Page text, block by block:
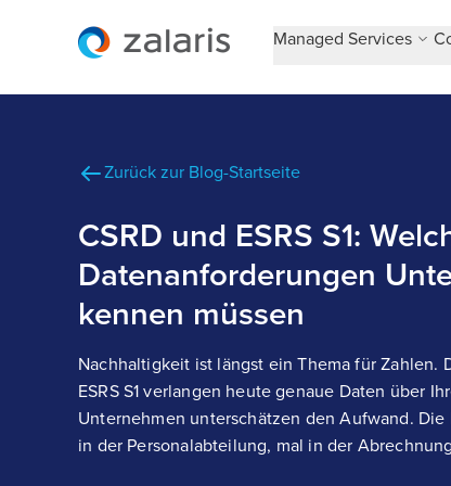
Managed Services
Zurück zur Blog-Startseite
CSRD und ESRS S1:
Datenanforderungen
kennen müssen
Nachhaltigkeit ist längst ein Thema für Zahlen.
ESRS S1 verlangen heute genaue Daten über
Unternehmen unterschätzen den Aufwand.
in der Personalabteilung, mal in der